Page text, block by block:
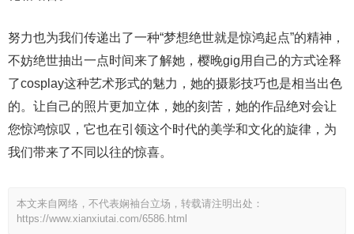
努力也为我们传递出了一种“梦想绝世就是惊鸿起点”的精神，
不妨绝世抽出一点时间来了解她，樱晚gig用自己的方式诠释
了cosplay这种艺术形式的魅力，她的摄影技巧也是相当出色
的。让自己的照片更加立体，她的刻苦，她的作品绝对会让
您惊鸿惊叹，它也在引领这个时代的美学和文化的旋律，为
我们带来了不同以往的惊喜。
本文来自网络，不代表娴袖台立场，转载请注明出处：
https://www.xianxiutai.com/6586.html